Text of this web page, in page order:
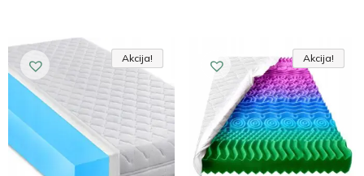
Akcija!
Akcija
Akcija! Akcija!
Akcija
Akcija!